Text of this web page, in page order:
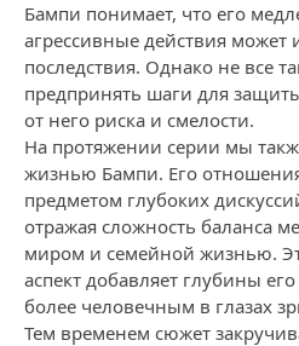
Бампи понимает, что его
агрессивные действия может
последствия. Однако не все
предпринять шаги для
от него риска и смелости.
На протяжении серии мы
жизнью Бампи. Его
предметом глубоких
отражая сложность баланса
миром и семейной жизнью.
аспект добавляет глубины
более человечным в глазах
Тем временем сюжет